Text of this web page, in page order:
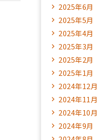
2025年6月
2025年5月
2025年4月
2025年3月
2025年2月
2025年1月
2024年12月
2024年11月
2024年10月
2024年9月